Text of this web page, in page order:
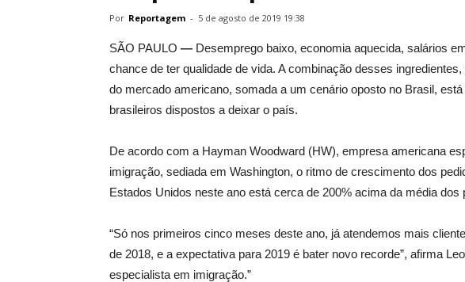
Por Reportagem - 5 de agosto de 2019 19:38
SÃO PAULO — Desemprego baixo, economia aquecida, salários
chance de ter qualidade de vida. A combinação desses
do mercado americano, somada a um cenário oposto no Brasil,
brasileiros dispostos a deixar o país.
De acordo com a Hayman Woodward (HW), empresa americana
imigração, sediada em Washington, o ritmo de crescimento dos
Estados Unidos neste ano está cerca de 200% acima da média dos
“Só nos primeiros cinco meses deste ano, já atendemos mais
de 2018, e a expectativa para 2019 é bater novo recorde”, afirma
especialista em imigração.”